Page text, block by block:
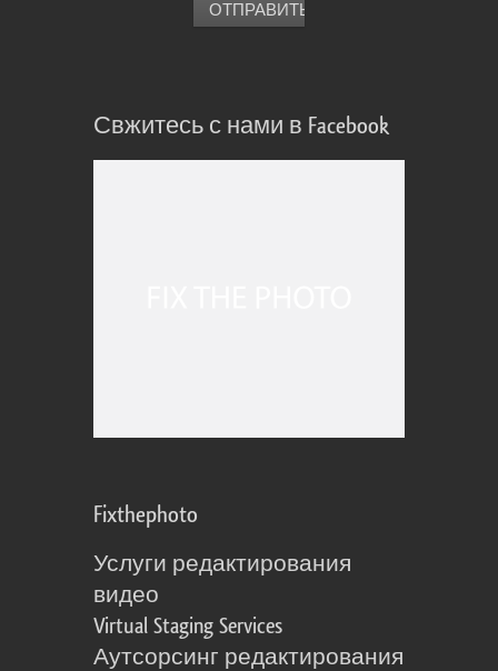
Свжитесь с нами в Facebook
Fixthephoto
Услуги редактирования
видео
Virtual Staging Services
Аутсорсинг редактирования